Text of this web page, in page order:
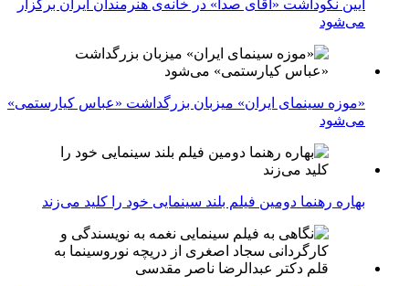
آیین نکوداشت «آقای صدا» در خانه‌ی هنرمندان ایران برگزار
می‌شود
«موزه سینمای ایران» میزبان بزرگداشت «عباس کیارستمی»
می‌شود
بهاره رهنما دومین فیلم بلند سینمایی خود را کلید می‌زند